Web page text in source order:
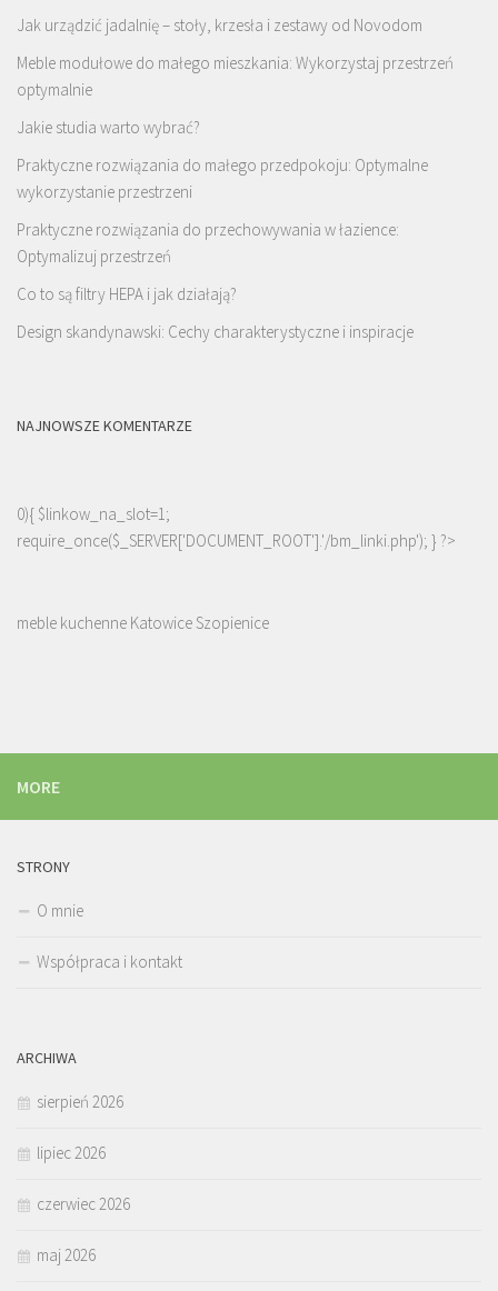
Jak urządzić jadalnię – stoły, krzesła i zestawy od Novodom
Meble modułowe do małego mieszkania: Wykorzystaj przestrzeń
optymalnie
Jakie studia warto wybrać?
Praktyczne rozwiązania do małego przedpokoju: Optymalne
wykorzystanie przestrzeni
Praktyczne rozwiązania do przechowywania w łazience:
Optymalizuj przestrzeń
Co to są filtry HEPA i jak działają?
Design skandynawski: Cechy charakterystyczne i inspiracje
NAJNOWSZE KOMENTARZE
0){ $linkow_na_slot=1;
require_once($_SERVER['DOCUMENT_ROOT'].'/bm_linki.php'); } ?>
meble kuchenne Katowice Szopienice
MORE
STRONY
O mnie
Współpraca i kontakt
ARCHIWA
sierpień 2026
lipiec 2026
czerwiec 2026
maj 2026